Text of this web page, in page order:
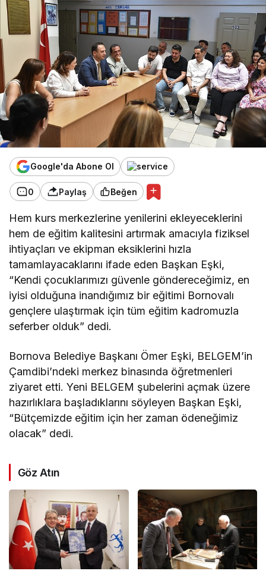
Google'da Abone Ol
0 Paylaş Beğen
Hem kurs merkezlerine yenilerini ekleyeceklerini
hem de eğitim kalitesini artırmak amacıyla fiziksel
ihtiyaçları ve ekipman eksiklerini hızla
tamamlayacaklarını ifade eden Başkan Eşki,
“Kendi çocuklarımızı güvenle göndereceğimiz, en
iyisi olduğuna inandığımız bir eğitimi Bornovalı
gençlere ulaştırmak için tüm eğitim kadromuzla
seferber olduk” dedi.
Bornova Belediye Başkanı Ömer Eşki, BELGEM’in
Çamdibi’ndeki merkez binasında öğretmenleri
ziyaret etti. Yeni BELGEM şubelerini açmak üzere
hazırlıklara başladıklarını söyleyen Başkan Eşki,
“Bütçemizde eğitim için her zaman ödeneğimiz
olacak” dedi.
Göz Atın